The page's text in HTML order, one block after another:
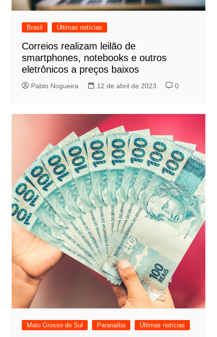
Brasil Últimas notícias
Correios realizam leilão de
smartphones, notebooks e outros
eletrônicos a preços baixos
Pablo Nogueira 12 de abril de 2023 0
Mato Grosso do Sul Paranaíba Últimas notícias